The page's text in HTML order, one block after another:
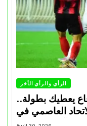
الرأي والرأي الأخر
يعطيك بطولة..
العاصمي في
آخر السنوات